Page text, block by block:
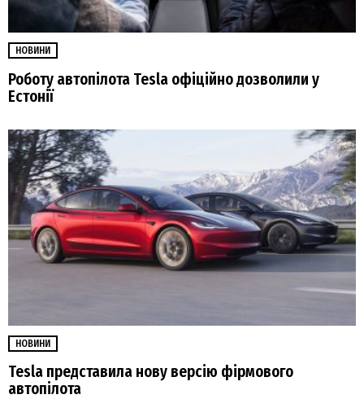
НОВИНИ
Роботу автопілота Tesla офіційно дозволили у
Естонії
НОВИНИ
Tesla представила нову версію фірмового
автопілота